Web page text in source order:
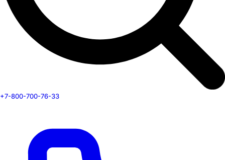
+7-800-700-76-33